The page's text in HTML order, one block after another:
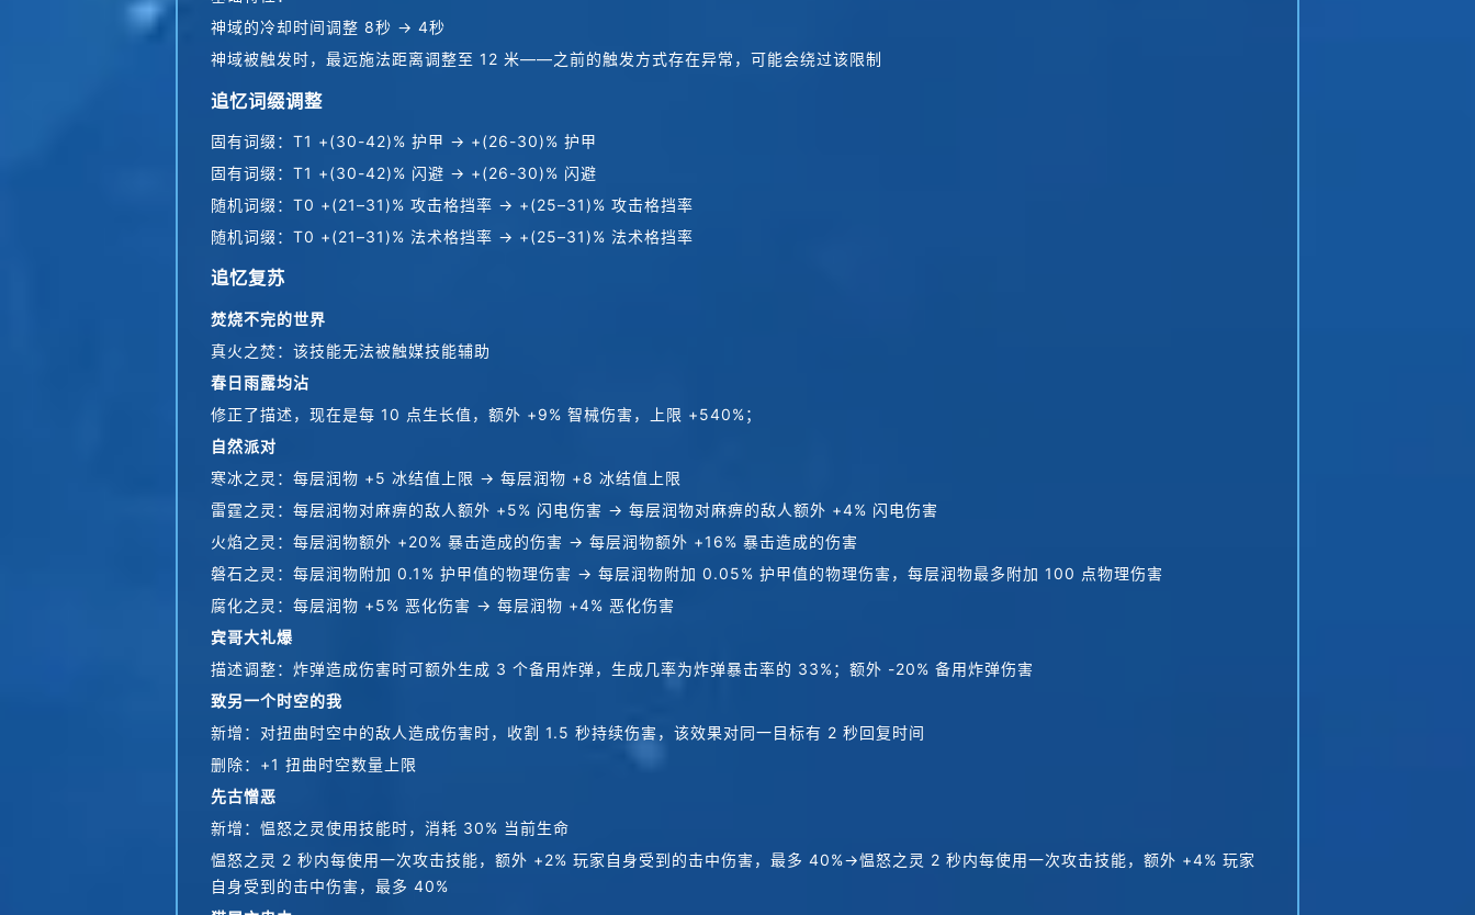
神域的冷却时间调整 8秒 → 4秒
神域被触发时，最远施法距离调整至 12 米——之前的触发方式存在异常，可能会绕过该限制
追忆词缀调整
固有词缀：T1 +(30-42)% 护甲 → +(26-30)% 护甲
固有词缀：T1 +(30-42)% 闪避 → +(26-30)% 闪避
随机词缀：T0 +(21–31)% 攻击格挡率 → +(25–31)% 攻击格挡率
随机词缀：T0 +(21–31)% 法术格挡率 → +(25–31)% 法术格挡率
追忆复苏
焚烧不完的世界
真火之焚：该技能无法被触媒技能辅助
春日雨露均沾
修正了描述，现在是每 10 点生长值，额外 +9% 智械伤害，上限 +540%；
自然派对
寒冰之灵：每层润物 +5 冰结值上限 → 每层润物 +8 冰结值上限
雷霆之灵：每层润物对麻痹的敌人额外 +5% 闪电伤害 → 每层润物对麻痹的敌人额外 +4% 闪电伤害
火焰之灵：每层润物额外 +20% 暴击造成的伤害 → 每层润物额外 +16% 暴击造成的伤害
磐石之灵：每层润物附加 0.1% 护甲值的物理伤害 → 每层润物附加 0.05% 护甲值的物理伤害，每层润物最多附加 100 点物理伤害
腐化之灵：每层润物 +5% 恶化伤害 → 每层润物 +4% 恶化伤害
宾哥大礼爆
描述调整：炸弹造成伤害时可额外生成 3 个备用炸弹，生成几率为炸弹暴击率的 33%；额外 -20% 备用炸弹伤害
致另一个时空的我
新增：对扭曲时空中的敌人造成伤害时，收割 1.5 秒持续伤害，该效果对同一目标有 2 秒回复时间
删除：+1 扭曲时空数量上限
先古憎恶
新增：愠怒之灵使用技能时，消耗 30% 当前生命
愠怒之灵 2 秒内每使用一次攻击技能，额外 +2% 玩家自身受到的击中伤害，最多 40%→愠怒之灵 2 秒内每使用一次攻击技能，额外 +4% 玩家
自身受到的击中伤害，最多 40%